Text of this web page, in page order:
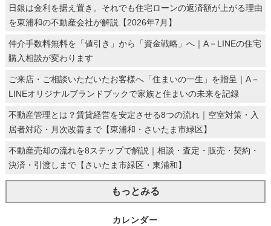
日銀は金利を据え置き。それでも住宅ローンの返済額が上がる理由
を東浦和の不動産会社が解説【2026年7月】
仲介手数料無料を「値引き」から「資金戦略」へ｜A－LINEの住宅
購入相談が変わります
ご来店・ご相談いただいたお客様へ「住まいの一生」を贈呈｜A－
LINEオリジナルブランドブックで家族と住まいの未来を記録
不動産管理とは？賃貸経営を安定させる8つの流れ｜空室対策・入
居者対応・月次改善まで【東浦和・さいたま市緑区】
不動産売却の流れを8ステップで解説｜相談・査定・販売・契約・
決済・引渡しまで【さいたま市緑区・東浦和】
もっとみる
カレンダー